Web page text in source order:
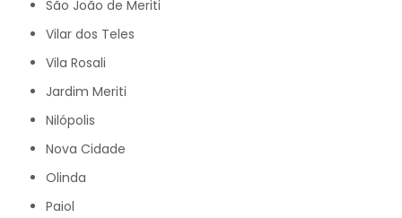
São João de Meriti
Vilar dos Teles
Vila Rosali
Jardim Meriti
Nilópolis
Nova Cidade
Olinda
Paiol